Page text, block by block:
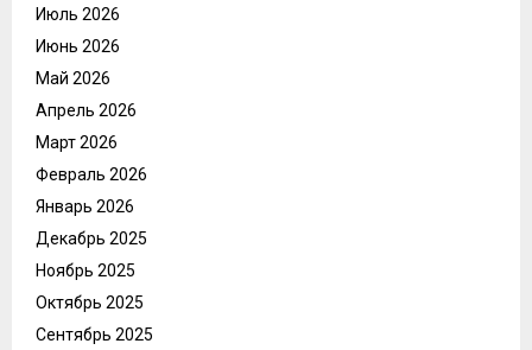
Июль 2026
Июнь 2026
Май 2026
Апрель 2026
Март 2026
Февраль 2026
Январь 2026
Декабрь 2025
Ноябрь 2025
Октябрь 2025
Сентябрь 2025